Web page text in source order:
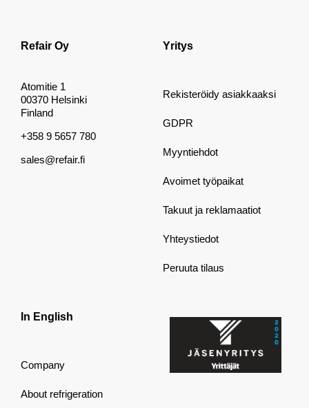
Refair Oy
Atomitie 1
00370 Helsinki
Finland
+358 9 5657 780
sales@refair.fi
Yritys
Rekisteröidy asiakkaaksi
GDPR
Myyntiehdot
Avoimet työpaikat
Takuut ja reklamaatiot
Yhteystiedot
Peruuta tilaus
In English
Company
About refrigeration